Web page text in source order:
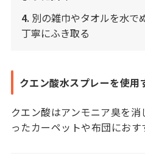
4. 別の雑巾やタオルを水で
丁寧にふき取る
クエン酸水スプレーを使用
クエン酸はアンモニア臭を
ったカーペットや布団におす